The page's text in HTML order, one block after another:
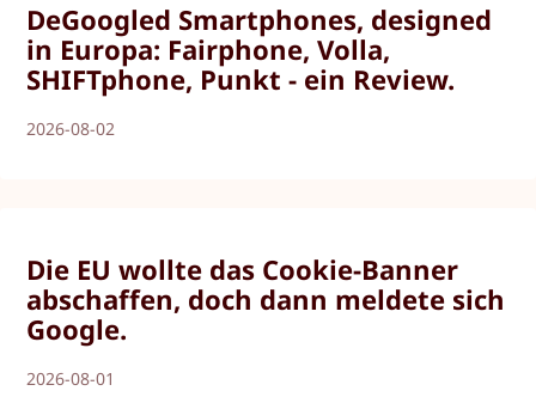
DeGoogled Smartphones, designed
in Europa: Fairphone, Volla,
SHIFTphone, Punkt - ein Review.
2026-08-02
Die EU wollte das Cookie-Banner
abschaffen, doch dann meldete sich
Google.
2026-08-01